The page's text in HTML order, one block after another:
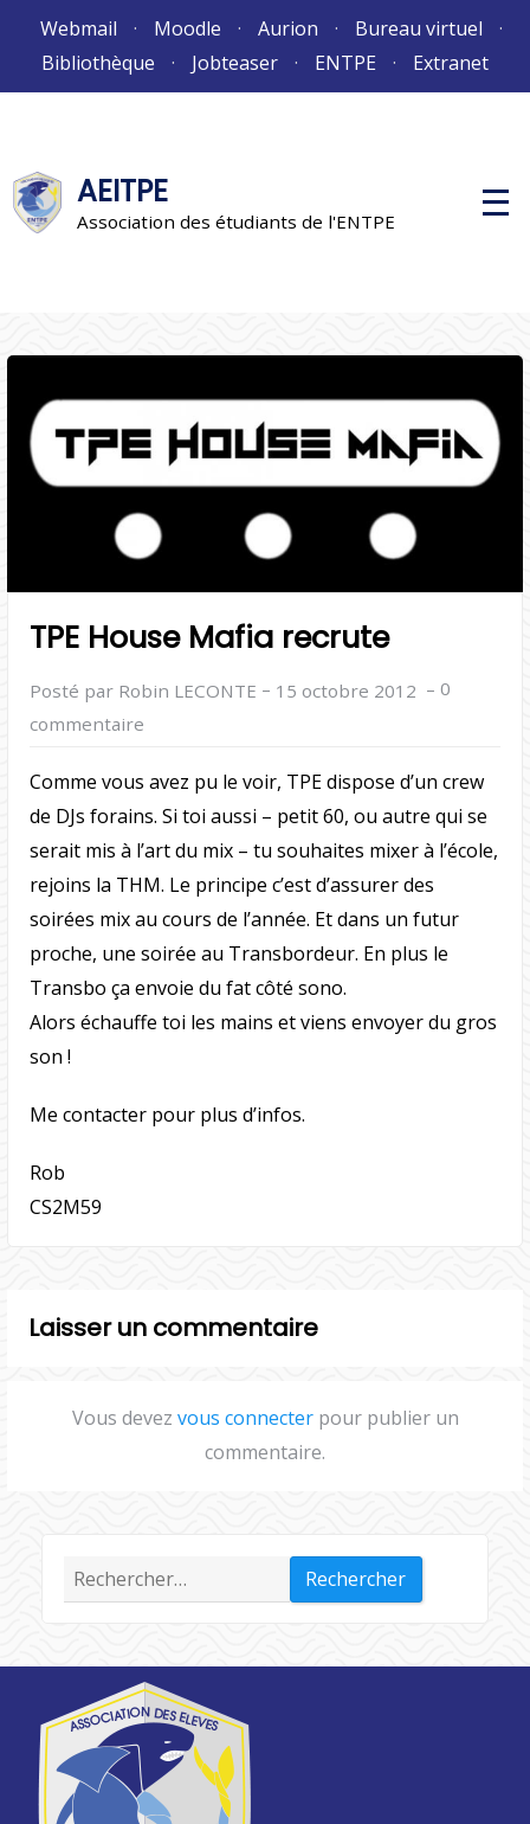
Webmail Moodle Aurion
Bureau virtuel
Bibliothèque
Jobteaser ENTPE Extranet
AEITPE
Association des étudiants de l'ENTPE
M
e
c
l
TPE House Mafia recrute
Posté par Robin LECONTE – 15 octobre 2012 – 0
commentaire
Comme vous avez pu le voir, TPE dispose d’un crew
de DJs forains. Si toi aussi – petit 60, ou autre qui se
serait mis à l’art du mix – tu souhaites mixer à l’école,
rejoins la THM. Le principe c’est d’assurer des
soirées mix au cours de l’année. Et dans un futur
proche, une soirée au Transbordeur. En plus le
Transbo ça envoie du fat côté sono.
Alors échauffe toi les mains et viens envoyer du gros
son !
Me contacter pour plus d’infos.
Rob
CS2M59
Laisser un commentaire
Vous devez vous connecterpour publier un
commentaire.
Rechercher :